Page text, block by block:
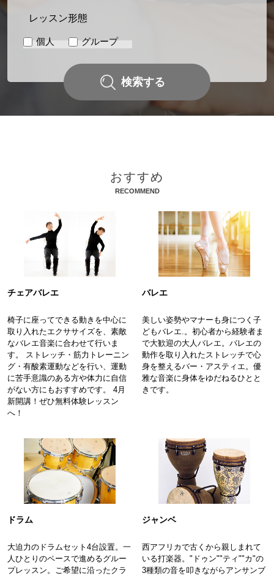
桐朋学園 子供のための音楽教室 入室生募集中
～優美な音色で人生に彩りを～ 宮地楽器の二胡教室
エレクトーン上級者のためのプレミアムレッスン（講師 長野洋
東京多摩ジュニア吹奏楽クラブ～新しい地域の「吹奏楽クラブ」
音楽教室
宮地楽器の生徒さんの活躍を紹介しています
ド♪
レッスン形態
個人 グループ
検索する
おすすめ
RECOMMEND
チェアバレエ
椅子に座ってできる動きを中心に
取り入れたエクササイズを、素敵
なバレエ音楽に合わせて行いま
す。 ストレッチ・筋力トレーニン
グ・有酸素運動などを行い、運動
に苦手意識のある方や体力に自信
がない方にもおすすめです。 4月
新開講！ぜひ無料体験レッスン
へ！
バレエ
美しい姿勢やマナーも身につく子
どもバレエ.。初心者から経験者ま
で大歓迎の大人バレエ。バレエの
動作を取り入れたストレッチで心
身を整えるバー・アスティエ。優
雅な音楽に身体をゆだねるひとと
きです。
ドラム
大迫力のドラムセット4台設置。一
人ひとりのペースで進めるグルー
プレッスン。ご希望に沿ったクラ
ジャンベ
西アフリカで古くから親しまれて
いる打楽器。"ドゥン""ティ""カ"の
3種類の音を叩きながらアンサンブ